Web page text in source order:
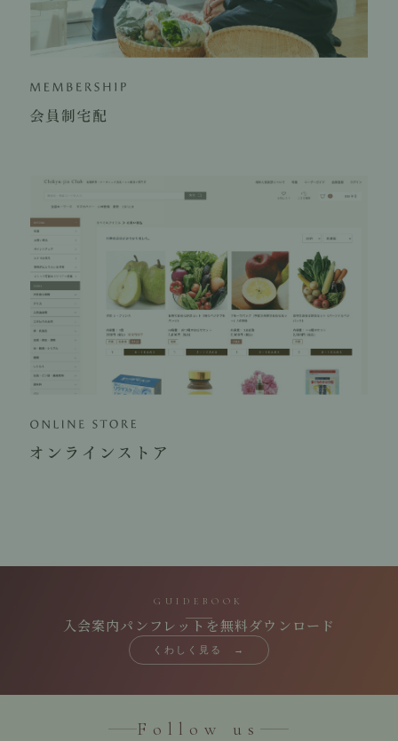
GUIDEBOOK
入会案内パンフレットを無料ダウンロード
くわしく見る →
Follow us